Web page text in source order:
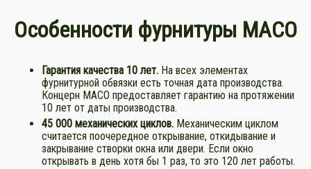
Особенности фурнитуры МАСО
Гарантия качества 10 лет. На всех элементах
фурнитурной обвязки есть точная дата производства.
Концерн МАСО предоставляет гарантию на протяжении
10 лет от даты производства.
45 000 механических циклов. Механическим циклом
считается поочередное открывание, откидывание и
закрывание створки окна или двери. Если окно
открывать в день хотя бы 1 раз, то это 120 лет работы.